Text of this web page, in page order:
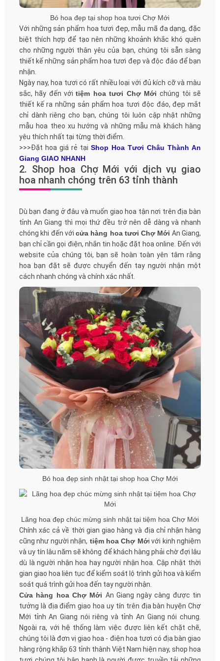
Bó hoa đẹp tại shop hoa tươi Chợ Mới
Với những sản phẩm hoa tươi đẹp, mẫu mã đa dạng, đặc
biệt thích hợp để tạo nên những khoảnh khắc khó quên
cho những người thân yêu của bạn, chúng tôi sẵn sàng
thiết kế những sản phẩm hoa tươi đẹp và độc đáo để bạn
nhận.
Ngày nay, hoa tươi có rất nhiều loại với đủ kích cỡ và màu
sắc, hãy đến vớitiệm hoa tươi Chợ Mớichúng tôi sẽ
thiết kế ra những sản phẩm hoa tươi độc đáo, đẹp mắt
chỉ dành riêng cho bạn, chúng tôi luôn cập nhật những
mẫu hoa theo xu hướng và những mẫu mà khách hàng
yêu thích nhất tại từng thời điểm.
>>>Đặt hoa giá rẻ tại Shop Hoa Tươi Châu Thành An
Giang GIAO NHANH
2. Shop hoa Chợ Mới với dịch vụ giao
hoa nhanh chóng trên 63 tỉnh thành
Dù bạn đang ở đâu và muốn giao hoa tận nơi trên địa bàn
tỉnh An Giang thì mọi thứ đều trở nên dễ dàng và nhanh
chóng khi đến vớicửa hàng hoa tươi Chợ Mới An Giang,
bạn chỉ cần gọi điện, nhắn tin hoặc đặt hoa online. Đến với
website của chúng tôi, bạn sẽ hoàn toàn yên tâm rằng
hoa bạn đặt sẽ được chuyển đến tay người nhận một
cách nhanh chóng và chính xác nhất.
Bó hoa đẹp sinh nhật tại shop hoa Chợ Mới
Lãng hoa đẹp chúc mừng sinh nhật tại tiệm hoa Chợ Mới
Chính xác cả về thời gian giao hàng và địa chỉ nhận hàng
cũng như người nhận, tiệm hoa Chợ Mới với kinh nghiệm
và uy tín lâu năm sẽ không để khách hàng phải chờ đợi lâu
dù là người nhận hoa hay người nhận hoa. Cập nhật thời
gian giao hoa liên tục để kiểm soát lộ trình gửi hoa và kiểm
soát quá trình gửi hoa đến tay người nhận.
Cửa hàng hoa Chợ Mới An Giang ngày càng được tin
tưởng là địa điểm giao hoa uy tín trên địa bàn huyện Chợ
Mới tỉnh An Giang nói riêng và tỉnh An Giang nói chung.
Ngoài ra, với hệ thống làm việc được liên kết chặt chẽ,
chúng tôi là đơn vị giao hoa - điện hoa tươi có địa bàn giao
hàng rộng khắp 63 tỉnh thành Việt Nam hiện nay, shop hoa